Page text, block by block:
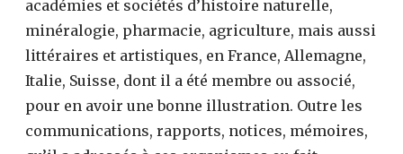
académies et sociétés d’histoire naturelle,
minéralogie, pharmacie, agriculture, mais aussi
littéraires et artistiques, en France, Allemagne,
Italie, Suisse, dont il a été membre ou associé,
pour en avoir une bonne illustration. Outre les
communications, rapports, notices, mémoires,